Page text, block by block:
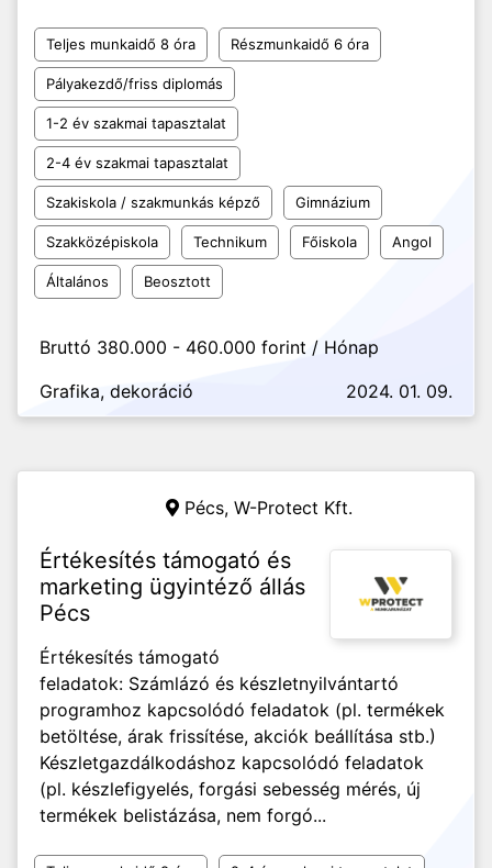
Teljes munkaidő 8 óra Részmunkaidő 6 óra
Pályakezdő/friss diplomás
1-2 év szakmai tapasztalat
2-4 év szakmai tapasztalat
Szakiskola / szakmunkás képző Gimnázium
Szakközépiskola Technikum Főiskola Angol
Általános Beosztott
Bruttó 380.000 - 460.000 forint / Hónap
Grafika, dekoráció
2024. 01. 09.
Pécs, W-Protect Kft.
Értékesítés támogató és
marketing ügyintéző állás
Pécs
Értékesítés támogató
feladatok: Számlázó és készletnyilvántartó
programhoz kapcsolódó feladatok (pl. termékek
betöltése, árak frissítése, akciók beállítása stb.)
Készletgazdálkodáshoz kapcsolódó feladatok
(pl. készlefigyelés, forgási sebesség mérés, új
termékek belistázása, nem forgó...